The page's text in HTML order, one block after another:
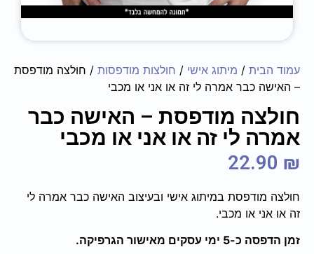
עמוד הבית / מיתוג אישי / חולצות מודפסות / חולצה מודפסת
– האישה כבר אמרה לי זה או אני או מכבי
חולצה מודפסת – האישה כבר
אמרה לי זה או אני או מכבי
22.90 ₪
חולצה מודפסת במיתוג אישי ובעיצוב האישה כבר אמרה לי
זה או אני או מכבי.
זמן הדפסה כ-5 ימי עסקים מאישור הגרפיקה.